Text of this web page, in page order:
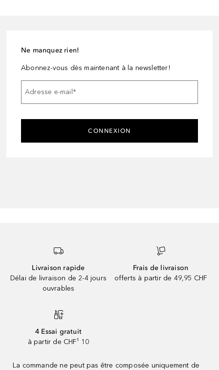
Ne manquez rien!
Abonnez-vous dès maintenant à la newsletter!
Adresse e-mail*
CONNEXION
Livraison rapide
Délai de livraison de 2-4 jours
ouvrables
Frais de livraison
offerts à partir de 49,95 CHF
4 Essai gratuit
à partir de CHF¹ 10
La commande ne peut pas être composée uniquement de